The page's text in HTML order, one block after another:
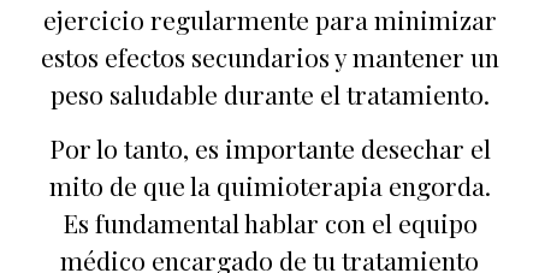
ejercicio regularmente para minimizar
estos efectos secundarios y mantener un
peso saludable durante el tratamiento.
Por lo tanto, es importante desechar el
mito de que la quimioterapia engorda.
Es fundamental hablar con el equipo
médico encargado de tu tratamiento